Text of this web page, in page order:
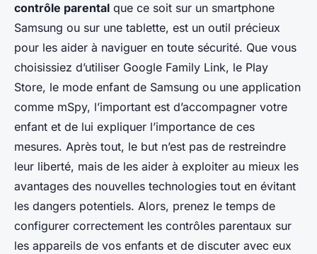
contrôle parental que ce soit sur un smartphone
Samsung ou sur une tablette, est un outil précieux
pour les aider à naviguer en toute sécurité. Que vous
choisissiez d’utiliser Google Family Link, le Play
Store, le mode enfant de Samsung ou une application
comme mSpy, l’important est d’accompagner votre
enfant et de lui expliquer l’importance de ces
mesures. Après tout, le but n’est pas de restreindre
leur liberté, mais de les aider à exploiter au mieux les
avantages des nouvelles technologies tout en évitant
les dangers potentiels. Alors, prenez le temps de
configurer correctement les contrôles parentaux sur
les appareils de vos enfants et de discuter avec eux